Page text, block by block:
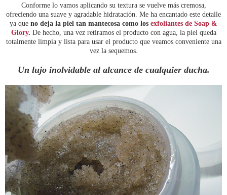
Conforme lo vamos aplicando su textura se vuelve más cremosa,
ofreciendo una suave y agradable hidratación. Me ha encantado este detalle
ya que no deja la piel tan mantecosa como los exfoliantes de Soap &
Glory. De hecho, una vez retiramos el producto con agua, la piel queda
totalmente limpia y lista para usar el producto que veamos conveniente una
vez la sequemos.
Un lujo inolvidable al alcance de cualquier ducha.